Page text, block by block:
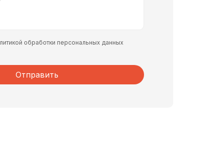
обработки персональных данных
Отправить